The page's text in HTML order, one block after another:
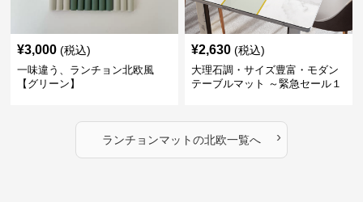
¥3,000 (税込)
一味違う、ランチョン北欧風
【グリーン】
¥2,630 (税込)
大理石調・サイズ豊富・モダン
テーブルマット ～緊急セール１
ランチョンマットの北欧一覧へ ›